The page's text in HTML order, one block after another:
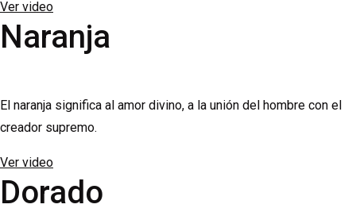
Ver video
Naranja
El naranja significa al amor divino, a la unión del hombre con el
creador supremo.
Ver video
Dorado